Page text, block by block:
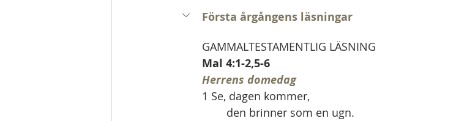
Första årgångens läsningar
GAMMALTESTAMENTLIG LÄSNING
Mal 4:1-2,5-6
Herrens domedag
1 Se, dagen kommer,
den brinner som en ugn.